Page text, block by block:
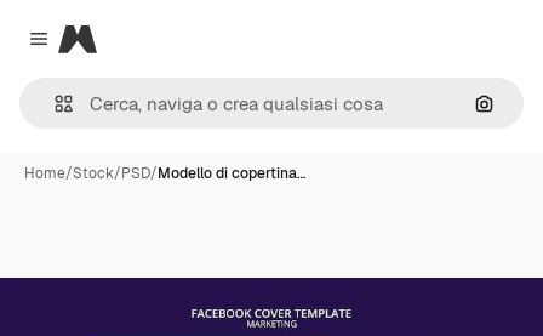
Close menu
Magnific
Cerca
Home/Stock/PSD/Modello di copertina…